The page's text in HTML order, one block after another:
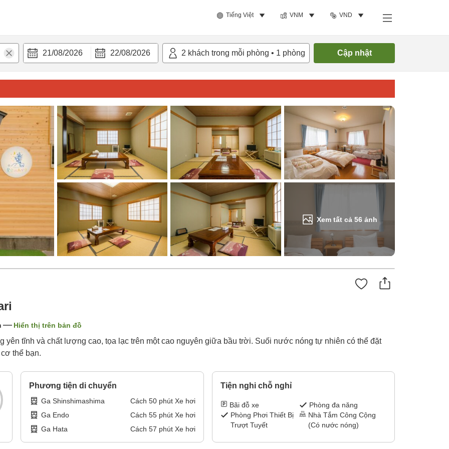
Tiếng Việt VNM VND
21/08/2026 22/08/2026 2 khách trong mỗi phòng • 1 phòng Cập nhật
Xem tất cả56 ảnh
bật Tiện nghi Tìm phòng trống
Hiển thị trên bản đồ
yên tĩnh và chất lượng cao, tọa lạc trên một cao nguyên giữa bầu trời. Suối nước nóng tự nhiên có thể đặt
thể bạn.
Phương tiện di chuyển
Ga Shinshimashima Cách 50phút Xe hơi
Ga Endo
Cách 55phút Xe hơi
Ga Hata
Cách 57 phút Xe hơi
Tiện nghi chỗ nghỉ
Bãi đỗ xe
Phòng đa năng
Phòng Phơi Thiết Bị
Trượt Tuyết
Nhà Tắm Công Cộng
(Có nước nóng)